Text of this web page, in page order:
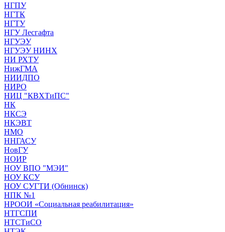
НГПУ
НГТК
НГТУ
НГУ Лесгафта
НГУЭУ
НГУЭУ НИНХ
НИ РХТУ
НижГМА
НИИДПО
НИРО
НИЦ "КВХТиПС"
НК
НКСЭ
НКЭВТ
НМО
ННГАСУ
НовГУ
НОИР
НОУ ВПО "МЭИ"
НОУ КСУ
НОУ СУГТИ (Обнинск)
НПК №1
НРООИ «Социальная реабилитация»
НТГСПИ
НТСТиСО